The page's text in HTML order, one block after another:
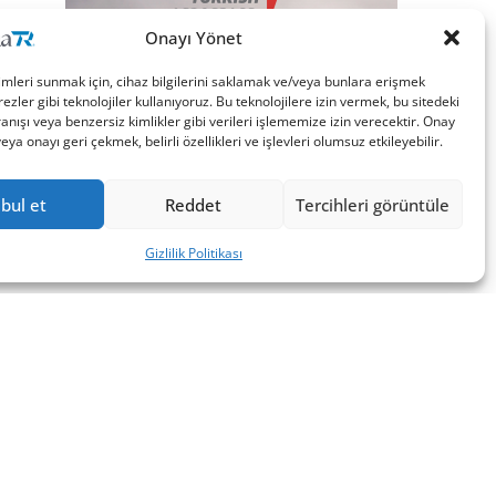
Onayı Yönet
sunmak için, cihaz bilgilerini saklamak ve/veya bunlara erişmek
gibi teknolojiler kullanıyoruz. Bu teknolojilere izin vermek, bu sitedeki
veya benzersiz kimlikler gibi verileri işlememize izin verecektir. Onay
onayı geri çekmek, belirli özellikleri ve işlevleri olumsuz etkileyebilir.
et Reddet Tercihleri görüntüle
Gizlilik Politikası